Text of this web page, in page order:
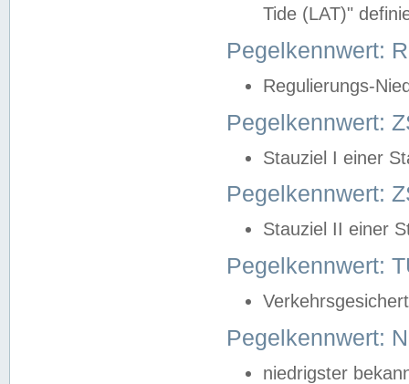
Tide (LAT)"
Pegelkennwert:
Regulierungs-
Pegelkennwert:
Stauziel I einer
Pegelkennwert:
Stauziel II einer
Pegelkennwert:
Pegelkennwert:
niedrigster